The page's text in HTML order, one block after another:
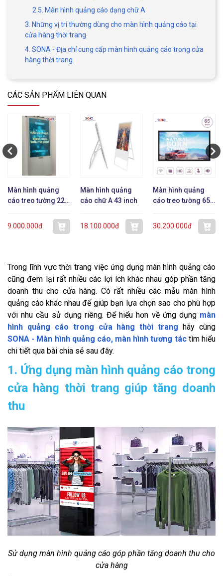
2.5. Màn hình quảng cáo dạng chữ A
3. Những vị trí thường dùng cho màn hình quảng cáo tại
cửa hàng thời trang
4. SONA - Địa chỉ cung cấp màn hình quảng cáo trong cửa
hàng thời trang
CÁC SẢN PHẨM LIÊN QUAN
Màn hình quảng
cáo treo tường 22
9.000.000đ
Màn hình quảng
cáo chữ A 43 inch
18.100.000đ
Màn hình quảng
cáo treo tường 65
30.200.000đ
Trong lĩnh vực thời trang việc ứng dụng màn hình quảng cáo
cũng đem lại rất nhiều các lợi ích khác nhau góp phần tăng
doanh thu cho cửa hàng. Có rất nhiều các mẫu màn hình
quảng cáo khác nhau để giúp bạn lựa chọn sao cho phù hợp
với nhu cầu sử dụng riêng. Để hiểu hơn về ứng dụng màn
hình quảng cáo trong cửa hàng thời trang hãy cùng
SONA - Màn hình quảng cáo, màn hình tương táctìm hiểu
chi tiết qua bài chia sẻ sau đây.
1. Ứng dụng màn hình quảng cáo trong
cửa hàng thời trang giúp tăng doanh
thu
Sử dụng màn hình quảng cáo góp phần tăng doanh thu cho
cửa hàng